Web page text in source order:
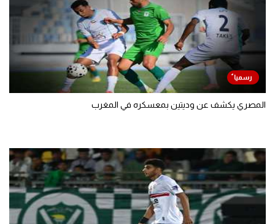
المصري يكشف عن وديتين بمعسكره في المغرب